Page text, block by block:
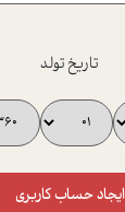
تاریخ تولد
ایجاد حساب کاربری